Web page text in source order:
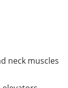
neck muscles